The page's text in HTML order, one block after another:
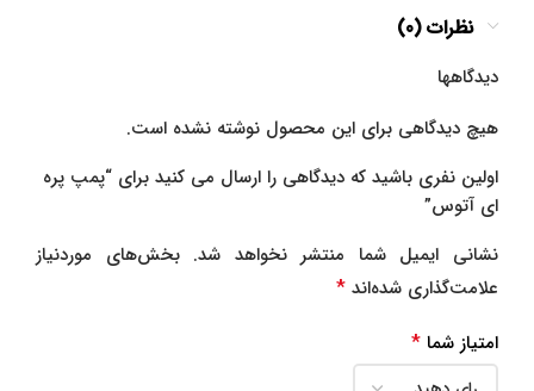
نظرات (0)
دیدگاهها
هیچ دیدگاهی برای این محصول نوشته نشده است.
اولین نفری باشید که دیدگاهی را ارسال می کنید برای “پمپ پره
ای آتوس”
نشانی ایمیل شما منتشر نخواهد شد. بخش‌های موردنیاز
علامت‌گذاری شده‌اند *
امتیاز شما *